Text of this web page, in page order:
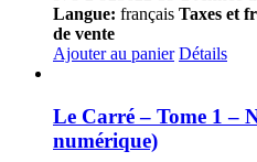
Langue: français Taxes et
de vente
Ajouter au panier Détails
Le Carré – Tome 1 –
numérique)